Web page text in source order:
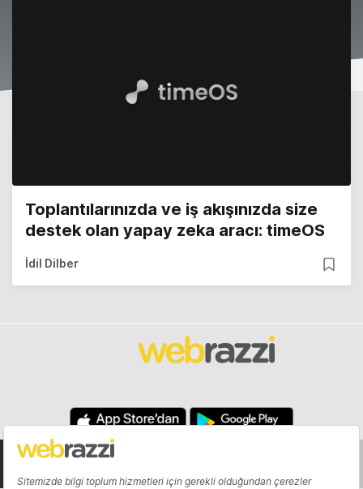
Toplantılarınızda ve iş akışınızda size
destek olan yapay zeka aracı: timeOS
İdil Dilber